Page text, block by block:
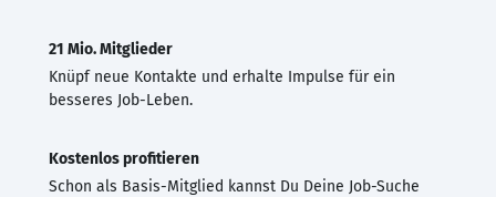
21 Mio. Mitglieder
Knüpf neue Kontakte und erhalte Impulse für ein
besseres Job-Leben.
Kostenlos profitieren
Schon als Basis-Mitglied kannst Du Deine Job-Suche